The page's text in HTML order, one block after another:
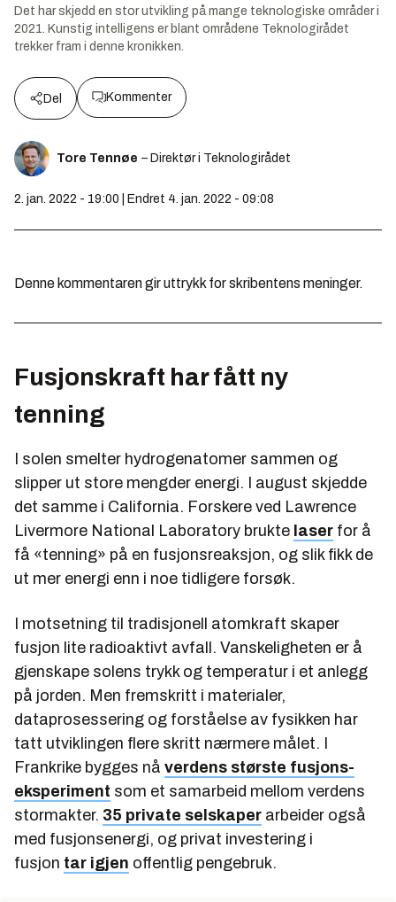
Det har skjedd en stor utvikling på mange teknologiske områder i
2021. Kunstig intelligens er blant områdene Teknologirådet
trekker fram i denne kronikken.
Del Kommenter
Tore Tennøe – Direktør i Teknologirådet
2. jan. 2022 - 19:00 | Endret 4. jan. 2022 - 09:08
Denne kommentaren gir uttrykk for skribentens meninger.
Fusjonskraft har fått ny
tenning
I solen smelter hydrogenatomer sammen og
slipper ut store mengder energi. I august skjedde
det samme i California. Forskere ved Lawrence
Livermore National Laboratory brukte laser for å
få «tenning» på en fusjonsreaksjon, og slik fikk de
ut mer energi enn i noe tidligere forsøk.
I motsetning til tradisjonell atomkraft skaper
fusjon lite radioaktivt avfall. Vanskeligheten er å
gjenskape solens trykk og temperatur i et anlegg
på jorden. Men fremskritt i materialer,
dataprosessering og forståelse av fysikken har
tatt utviklingen flere skritt nærmere målet. I
Frankrike bygges nå verdens største fusjons-
eksperiment som et samarbeid mellom verdens
stormakter. 35 private selskaper arbeider også
med fusjonsenergi, og privat investering i
fusjon tar igjen offentlig pengebruk.